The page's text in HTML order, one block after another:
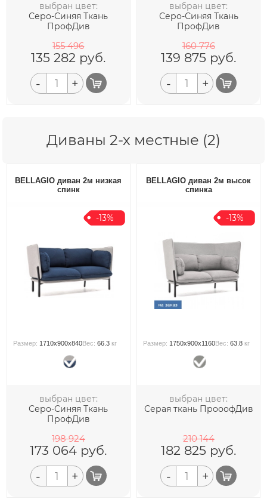
выбран цвет:
Серо-Синяя Ткань
ПрофДив
155 496
135 282 руб.
- +
выбран цвет:
Серо-Синяя Ткань
ПрофДив
160 776
139 875 руб.
- +
Диваны 2-х местные (2)
BELLAGIO диван 2м низкая
спинк
-13%
Размер: 1710x900x840Вес:66.3 кг
выбран цвет:
Серо-Синяя Ткань
ПрофДив
198 924
173 064 руб.
- +
BELLAGIO диван 2м высок
спинка
-13%
Размер: 1750x900x1160Вес:63.8 кг
выбран цвет:
Серая ткань ПрооофДив
210 144
182 825 руб.
- +